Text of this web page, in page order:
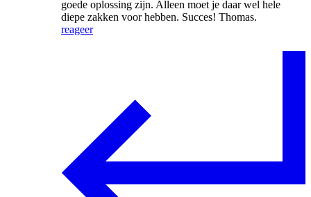
goede oplossing zijn. Alleen moet je daar wel hele
diepe zakken voor hebben. Succes! Thomas.
reageer